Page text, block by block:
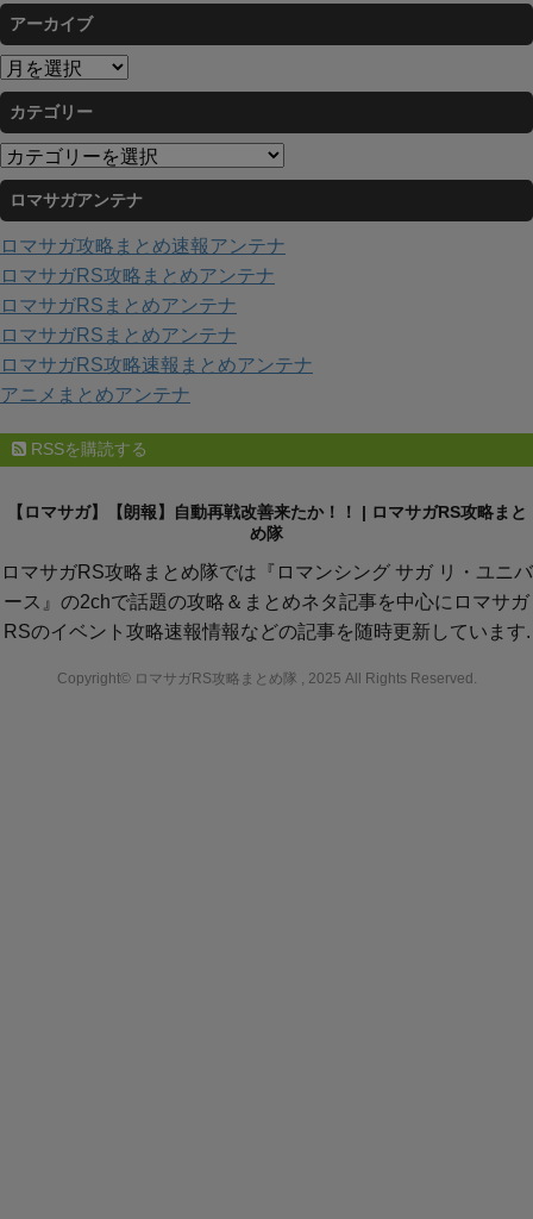
アーカイブ
ア
ー
カ
イ
ブ
カテゴリー
カ
テ
ゴ
リ
ー
ロマサガアンテナ
ロマサガ攻略まとめ速報アンテナ
ロマサガRS攻略まとめアンテナ
ロマサガRSまとめアンテナ
ロマサガRSまとめアンテナ
ロマサガRS攻略速報まとめアンテナ
アニメまとめアンテナ
RSSを購読する
【ロマサガ】【朗報】自動再戦改善来たか！！ | ロマサガRS攻略まと
め隊
ロマサガRS攻略まとめ隊では『ロマンシング サガ リ・ユニバ
ース』の2chで話題の攻略＆まとめネタ記事を中心にロマサガ
RSのイベント攻略速報情報などの記事を随時更新しています.
Copyright© ロマサガRS攻略まとめ隊 , 2025 All Rights Reserved.